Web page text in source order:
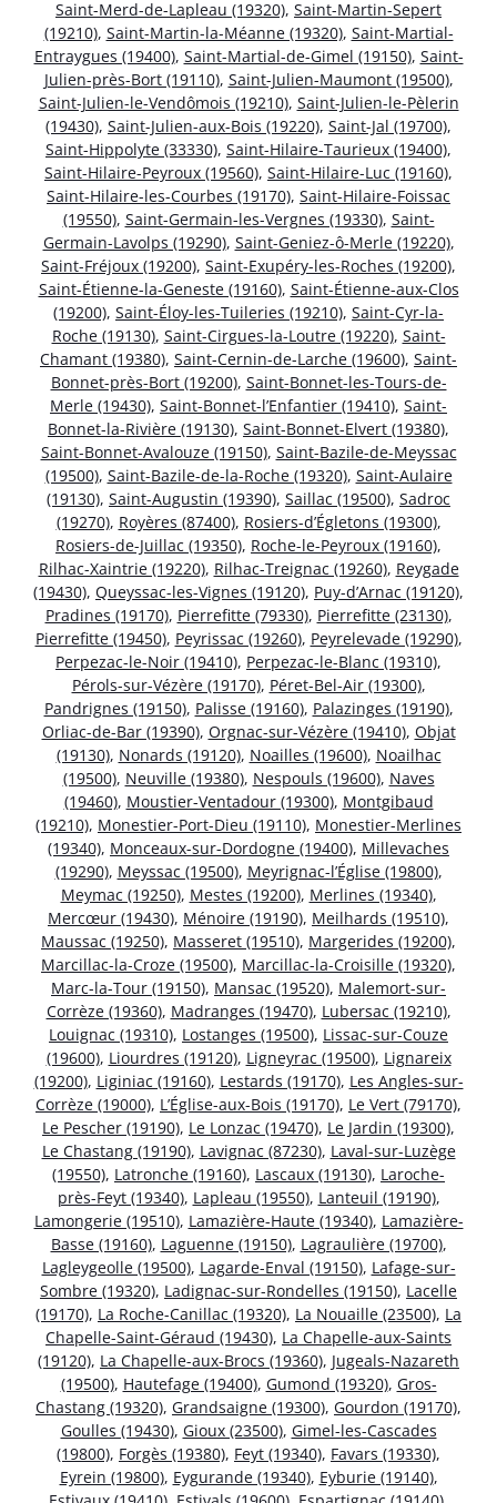
Saint-Merd-de-Lapleau (19320), Saint-Martin-Sepert
(19210), Saint-Martin-la-Méanne (19320), Saint-Martial-
Entraygues (19400), Saint-Martial-de-Gimel (19150), Saint-
Julien-près-Bort (19110), Saint-Julien-Maumont (19500),
Saint-Julien-le-Vendômois (19210), Saint-Julien-le-Pèlerin
(19430), Saint-Julien-aux-Bois (19220), Saint-Jal (19700),
Saint-Hippolyte (33330), Saint-Hilaire-Taurieux (19400),
Saint-Hilaire-Peyroux (19560), Saint-Hilaire-Luc (19160),
Saint-Hilaire-les-Courbes (19170), Saint-Hilaire-Foissac
(19550), Saint-Germain-les-Vergnes (19330), Saint-
Germain-Lavolps (19290), Saint-Geniez-ô-Merle (19220),
Saint-Fréjoux (19200), Saint-Exupéry-les-Roches (19200),
Saint-Étienne-la-Geneste (19160), Saint-Étienne-aux-Clos
(19200), Saint-Éloy-les-Tuileries (19210), Saint-Cyr-la-
Roche (19130), Saint-Cirgues-la-Loutre (19220), Saint-
Chamant (19380), Saint-Cernin-de-Larche (19600), Saint-
Bonnet-près-Bort (19200), Saint-Bonnet-les-Tours-de-
Merle (19430), Saint-Bonnet-l’Enfantier (19410), Saint-
Bonnet-la-Rivière (19130), Saint-Bonnet-Elvert (19380),
Saint-Bonnet-Avalouze (19150), Saint-Bazile-de-Meyssac
(19500), Saint-Bazile-de-la-Roche (19320), Saint-Aulaire
(19130), Saint-Augustin (19390), Saillac (19500), Sadroc
(19270), Royères (87400), Rosiers-d’Égletons (19300),
Rosiers-de-Juillac (19350), Roche-le-Peyroux (19160),
Rilhac-Xaintrie (19220), Rilhac-Treignac (19260), Reygade
(19430), Queyssac-les-Vignes (19120), Puy-d’Arnac (19120),
Pradines (19170), Pierrefitte (79330), Pierrefitte (23130),
Pierrefitte (19450), Peyrissac (19260), Peyrelevade (19290),
Perpezac-le-Noir (19410), Perpezac-le-Blanc (19310),
Pérols-sur-Vézère (19170), Péret-Bel-Air (19300),
Pandrignes (19150), Palisse (19160), Palazinges (19190),
Orliac-de-Bar (19390), Orgnac-sur-Vézère (19410), Objat
(19130), Nonards (19120), Noailles (19600), Noailhac
(19500), Neuville (19380), Nespouls (19600), Naves
(19460), Moustier-Ventadour (19300), Montgibaud
(19210), Monestier-Port-Dieu (19110), Monestier-Merlines
(19340), Monceaux-sur-Dordogne (19400), Millevaches
(19290), Meyssac (19500), Meyrignac-l’Église (19800),
Meymac (19250), Mestes (19200), Merlines (19340),
Mercœur (19430), Ménoire (19190), Meilhards (19510),
Maussac (19250), Masseret (19510), Margerides (19200),
Marcillac-la-Croze (19500), Marcillac-la-Croisille (19320),
Marc-la-Tour (19150), Mansac (19520), Malemort-sur-
Corrèze (19360), Madranges (19470), Lubersac (19210),
Louignac (19310), Lostanges (19500), Lissac-sur-Couze
(19600), Liourdres (19120), Ligneyrac (19500), Lignareix
(19200), Liginiac (19160), Lestards (19170), Les Angles-sur-
Corrèze (19000), L’Église-aux-Bois (19170), Le Vert (79170),
Le Pescher (19190), Le Lonzac (19470), Le Jardin (19300),
Le Chastang (19190), Lavignac (87230), Laval-sur-Luzège
(19550), Latronche (19160), Lascaux (19130), Laroche-
près-Feyt (19340), Lapleau (19550), Lanteuil (19190),
Lamongerie (19510), Lamazière-Haute (19340), Lamazière-
Basse (19160), Laguenne (19150), Lagraulière (19700),
Lagleygeolle (19500), Lagarde-Enval (19150), Lafage-sur-
Sombre (19320), Ladignac-sur-Rondelles (19150), Lacelle
(19170), La Roche-Canillac (19320), La Nouaille (23500), La
Chapelle-Saint-Géraud (19430), La Chapelle-aux-Saints
(19120), La Chapelle-aux-Brocs (19360), Jugeals-Nazareth
(19500), Hautefage (19400), Gumond (19320), Gros-
Chastang (19320), Grandsaigne (19300), Gourdon (19170),
Goulles (19430), Gioux (23500), Gimel-les-Cascades
(19800), Forgès (19380), Feyt (19340), Favars (19330),
Eyrein (19800), Eygurande (19340), Eyburie (19140),